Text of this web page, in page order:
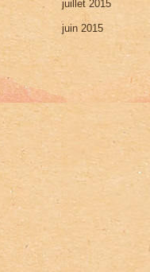
juillet 2015
juin 2015